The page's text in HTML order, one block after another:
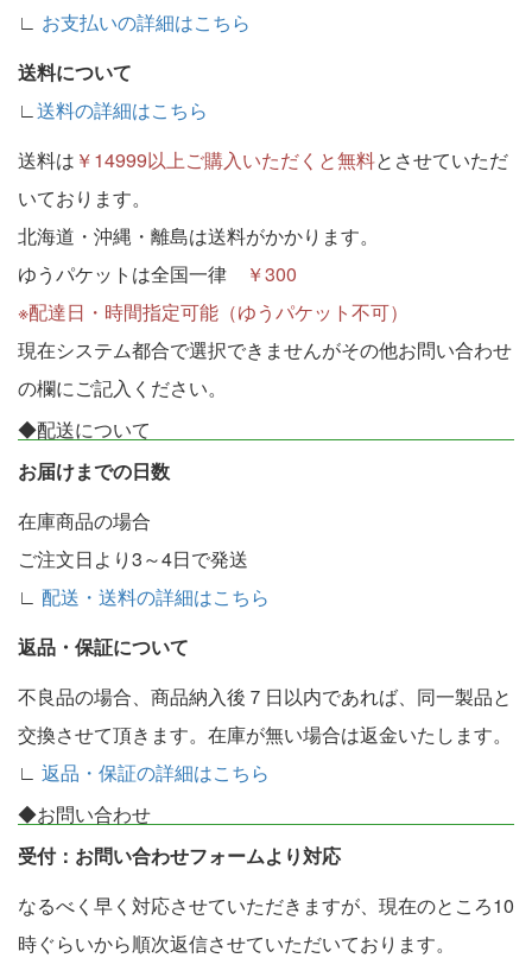
∟ お支払いの詳細はこちら
送料について
∟送料の詳細はこちら
送料は ￥14999以上ご購入いただくと無料とさせていただ
いております。
北海道・沖縄・離島は送料がかかります。
ゆうパケットは全国一律
￥300
※配達日・時間指定可能（ゆうパケット不可）
現在システム都合で選択できませんがその他お問い合わせ
の欄にご記入ください。
◆配送について
お届けまでの日数
在庫商品の場合
ご注文日より3～4日で発送
∟ 配送・送料の詳細はこちら
返品・保証について
不良品の場合、商品納入後７日以内であれば、同一製品と
交換させて頂きます。在庫が無い場合は返金いたします。
∟ 返品・保証の詳細はこちら
◆お問い合わせ
受付：お問い合わせフォームより対応
なるべく早く対応させていただきますが、現在のところ10
時ぐらいから順次返信させていただいております。